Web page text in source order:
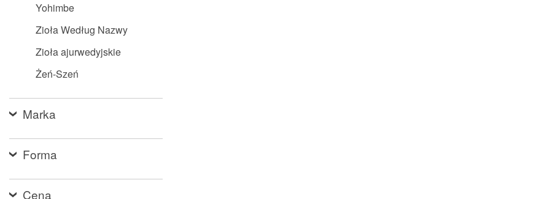
Yohimbe
Zioła Według Nazwy
Zioła ajurwedyjskie
Żeń-Szeń
Marka
Forma
Cena